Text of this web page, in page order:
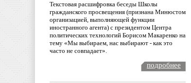
Текстовая расшифровка беседы Школы
гражданского просвещения (признана Минюстом
организацией, выполняющей функции
иностранного агента) с президентом Центра
политических технологий Борисом Макаренко на
тему «Мы выбираем, нас выбирают - как это
часто не совпадает».
подробнее